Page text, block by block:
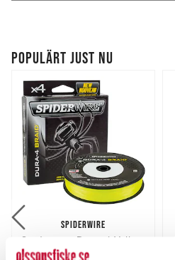
POPULÄRT JUST NU
SPIDERWIRE
Spiderwire Dura-4 Yellow
150m.